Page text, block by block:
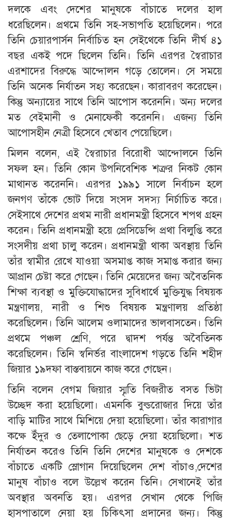
দলকে এবং দেশের মানুষকে বাঁচাতে দলের হাল
ধরেছিলেন। প্রথমে তিনি সহ-সভাপতি হয়েছিলেন। পরে
তিনি চেয়ারপার্সন নির্বাচিত হন সেইথেকে তিনি দীর্ঘ ৪১
বছর একই পদে ছিলেন তিনি। তিনি এরপর স্বৈরাচার
এরশাদের বিরুদ্ধে আন্দোলন গড়ে তোলেন। সে সময়ে
তিনি অনেক নির্যাতন সহ্য করেছেন। কারাবরণ করেছেন।
কিন্তু অন্যায়ের সাথে তিনি আপোস করেননি। অন্য দলের
মত বেইমানী ও মেনাফেকী করেননি। এজন্য তিনি
আপোসহীন নেত্রী হিসেবে খেতাব পেয়েছিলে।
মিলন বলেন, এই স্বৈরাচার বিরোধী আন্দোলনে তিনি
সফল হন। তিনি কোন উপনিবেশিক শত্রুর নিকট কোন
মাথানত করেননি। এরপর ১৯৯১ সালে নির্বাচন হলে
জনগণ তাঁকে ভোট দিয়ে সংসদ সদস্য নির্চাচিত করে।
সেইসাথে দেশের প্রথম নারী প্রধানমন্ত্রী হিসেবে শপথ গ্রহন
করেন। তিনি প্রধানমন্ত্রী হয়ে প্রেসিডেন্সি প্রথা বিলুপ্তি করে
সংসদীয় প্রথা চালু করেন। প্রধানমন্ত্রী থাকা অবস্থায় তিনি
তাঁর স্বামীর রেখে যাওয়া অসমাপ্ত কাজ সমাপ্ত করার জন্য
আপ্রান চেষ্টা করে গেছেন। তিনি মেয়েদের জন্য অবৈতনিক
শিক্ষা ব্যবস্থা ও মুক্তিযোদ্ধাদের সুবিধার্থে মুক্তিযুদ্ধ বিষয়ক
মন্ত্রণালয়, নারী ও শিশু বিষয়ক মন্ত্রণালয় প্রতিষ্ঠা
করেছিলেন। তিনি আলেম ওলামাদের ভালবাসতেন। তিনি
প্রথমে পঞ্চল শ্রেণি, পরে দ্বাদশ পর্যন্ত অবৈতিনক
করেছিলেন। তিনি স্বনির্ভর বাংলাদেশ গড়তে তিনি শহীদ
জিয়ার ১৯দফা বাস্তবায়নে কাজ করে গেছেন।
তিনি বলেন বেগম জিয়ার স্মৃতি বিজরীত বসত ভিটা
উচ্ছেদ করা হয়েছিলো। এমনকি বুল্ডরোজার দিয়ে তাঁর
বাড়ি মাটির সাথে মিশিয়ে দেয়া হয়েছিলো। তাঁর কারাগার
কক্ষে ইঁদুর ও তেলাপোকা ছেড়ে দেয়া হয়েছিলো। শত
নির্যাতন করেও তিনি তিনি দেশের মানুষকে ও দেশকে
বাঁচাতে একটি স্লোগান দিয়েছিলেন দেশ বাঁচাও,দেশের
মানুষ বাঁচাও বলে উল্লেখ করেন তিনি। সেখানেই তাঁর
অবস্থার অবনতি হয়। এরপর সেখান থেকে পিজি
হাসপাতালে নেয়া হয় চিকিৎসা প্রদানের জন্য। কিন্তু